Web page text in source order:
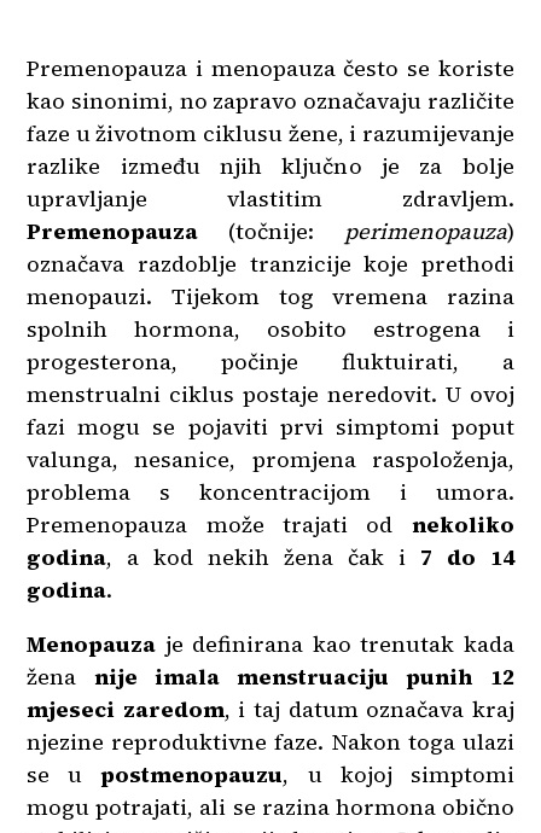
Premenopauza i menopauza često se koriste
kao sinonimi, no zapravo označavaju različite
faze u životnom ciklusu žene, i razumijevanje
razlike između njih ključno je za bolje
upravljanje vlastitim zdravljem.
Premenopauza (točnije: perimenopauza)
označava razdoblje tranzicije koje prethodi
menopauzi. Tijekom tog vremena razina
spolnih hormona, osobito estrogena i
progesterona, počinje fluktuirati, a
menstrualni ciklus postaje neredovit. U ovoj
fazi mogu se pojaviti prvi simptomi poput
valunga, nesanice, promjena raspoloženja,
problema s koncentracijom i umora.
Premenopauza može trajati od nekoliko
godina, a kod nekih žena čak i 7 do 14
godina.
Menopauza je definirana kao trenutak kada
žena nije imala menstruaciju punih 12
mjeseci zaredom, i taj datum označava kraj
njezine reproduktivne faze. Nakon toga ulazi
se upostmenopauzu, u kojoj simptomi
mogu potrajati, ali se razina hormona obično